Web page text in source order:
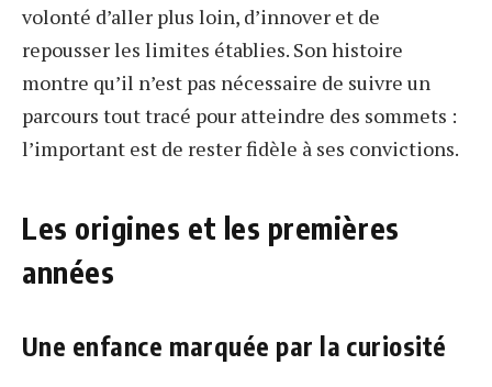
volonté d’aller plus loin, d’innover et de
repousser les limites établies. Son histoire
montre qu’il n’est pas nécessaire de suivre un
parcours tout tracé pour atteindre des sommets :
l’important est de rester fidèle à ses convictions.
Les origines et les premières
années
Une enfance marquée par la curiosité